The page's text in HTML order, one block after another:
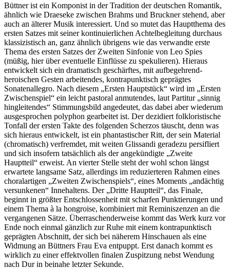
Büttner ist ein Komponist in der Tradition der deutschen Romantik,
ähnlich wie Draeseke zwischen Brahms und Bruckner stehend, aber
auch an älterer Musik interessiert. Und so mutet das Hauptthema des
ersten Satzes mit seiner kontinuierlichen Achtelbegleitung durchaus
klassizistisch an, ganz ähnlich übrigens wie das verwandte erste
Thema des ersten Satzes der Zweiten Sinfonie von Leo Spies
(müßig, hier über eventuelle Einflüsse zu spekulieren). Hieraus
entwickelt sich ein dramatisch geschärftes, mit aufbegehrend-
heroischen Gesten arbeitendes, kontrapunktisch geprägtes
Sonatenallegro. Nach diesem „Ersten Hauptstück“ wird im „Ersten
Zwischenspiel“ ein leicht pastoral anmutendes, laut Partitur „sinnig
hingleitendes“ Stimmungsbild angedeutet, das dabei aber wiederum
ausgesprochen polyphon gearbeitet ist. Der dezidiert folkloristische
Tonfall der ersten Takte des folgenden Scherzos täuscht, denn was
sich hieraus entwickelt, ist ein phantastischer Ritt, der sein Material
(chromatisch) verfremdet, mit weiten Glissandi geradezu persifliert
und sich insofern tatsächlich als der angekündigte „Zweite
Hauptteil“ erweist. An vierter Stelle steht der wohl schon längst
erwartete langsame Satz, allerdings im reduzierteren Rahmen eines
choralartigen „Zweiten Zwischenspiels“, eines Moments „andächtig
versunkenen“ Innehaltens. Der „Dritte Hauptteil“, das Finale,
beginnt in größter Entschlossenheit mit scharfen Punktierungen und
einem Thema à la hongroise, kombiniert mit Reminiszenzen an die
vergangenen Sätze. Überraschenderweise kommt das Werk kurz vor
Ende noch einmal gänzlich zur Ruhe mit einem kontrapunktisch
geprägten Abschnitt, der sich bei näherem Hinschauen als eine
Widmung an Büttners Frau Eva entpuppt. Erst danach kommt es
wirklich zu einer effektvollen finalen Zuspitzung nebst Wendung
nach Dur in beinahe letzter Sekunde.